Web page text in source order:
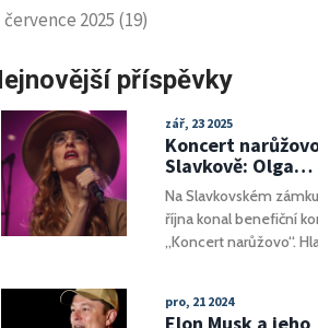
července 2025 (19)
příspěvky
zář, 23 2025
Koncert
Slavkově: Olga
Lounová přinesla
50 000 Kč na boj s
rakovinou
Na Slavkovském
října konal benefiční
„Koncert narůžovo“.
tanec, módní přehlídku s
pro, 21 2024